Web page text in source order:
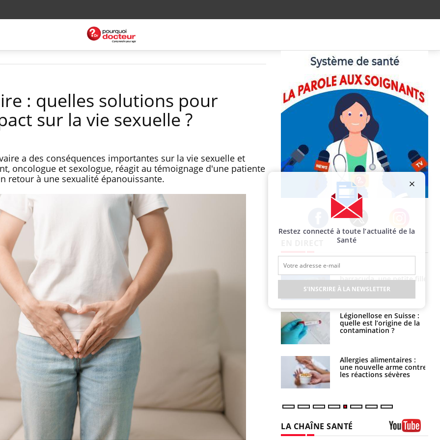
: quelles solutions pour
sur la vie sexuelle ?
a des conséquences importantes sur la vie sexuelle et
oncologue et sexologue, réagit au témoignage d'une patiente
retour à une sexualité épanouissante.
Facebook Twitter Instagram
Fortes chaleurs :
pourquoi le risque de
noyade grimpe-t-il ?
Le Viagra pourrait-il
freiner la propagation du
cancer ?
Pourquoi manger moins
de protéines pourrait
finalement être bénéfique
Grossesse et chaleur : ce
Mordue par une tique en
le coma pendant 42 jours
barracuda, une petite fille
secourue grâce à un
réflexe essentiel
Légionellose en Suisse :
quelle est l’origine de la
contamination ?
Allergies alimentaires :
une nouvelle arme contre
les réactions sévères
LA CHAÎNE SANTÉ
Restez connecté à toute l’actualité de la
Santé
S'INSCRIRE À LA NEWSLETTER